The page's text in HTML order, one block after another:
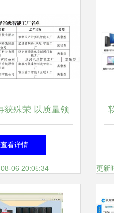
获殊荣 以质量领
东省级智能工厂
榜单
查看详情
06 20:05:34 更新